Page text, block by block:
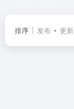
排序 发布 更新